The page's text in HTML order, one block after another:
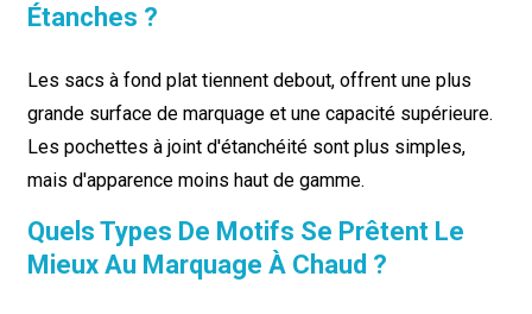
Étanches ?
Les sacs à fond plat tiennent debout, offrent une plus
grande surface de marquage et une capacité supérieure.
Les pochettes à joint d'étanchéité sont plus simples,
mais d'apparence moins haut de gamme.
Quels Types De Motifs Se Prêtent Le
Mieux Au Marquage À Chaud ?